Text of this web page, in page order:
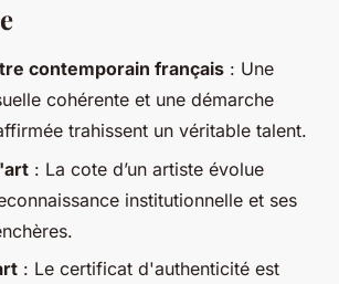
contemporain français : Une
cohérente et une démarche
trahissent un véritable talent.
: La cote d’un artiste évolue
institutionnelle et ses
: Le certificat d'authenticité est